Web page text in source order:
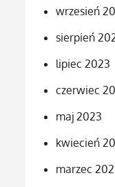
wrzesień
sierpień
lipiec 2023
czerwiec
maj 2023
kwiecień
marzec